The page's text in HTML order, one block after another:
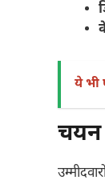
ये भी
चयन